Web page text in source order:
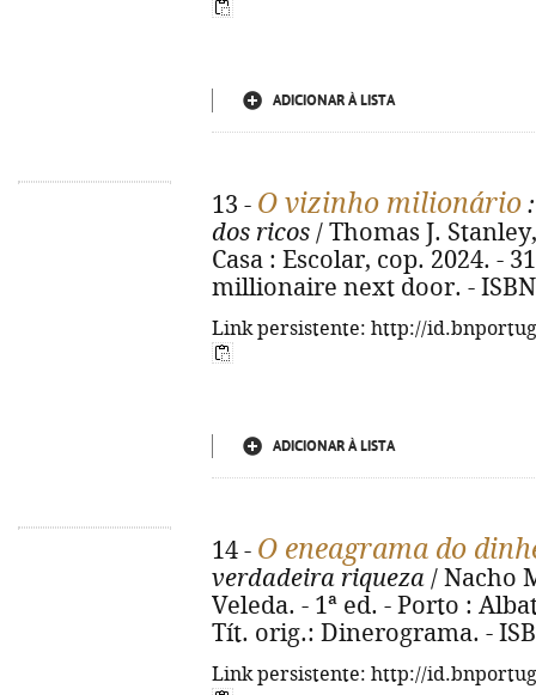
ADICIONAR À LISTA
13 - O vizinho milionário
dos ricos / Thomas J.
Casa : Escolar, cop. 2024. -
millionaire next door. - ISBN
Link persistente: http://
ADICIONAR À LISTA
14 - O eneagrama do
verdadeira riqueza / Nacho
Veleda. - 1ª ed. - Porto :
Tít. orig.: Dinerograma. -
Link persistente: http://